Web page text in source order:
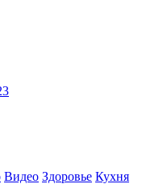
Видео Здоровье Кухня